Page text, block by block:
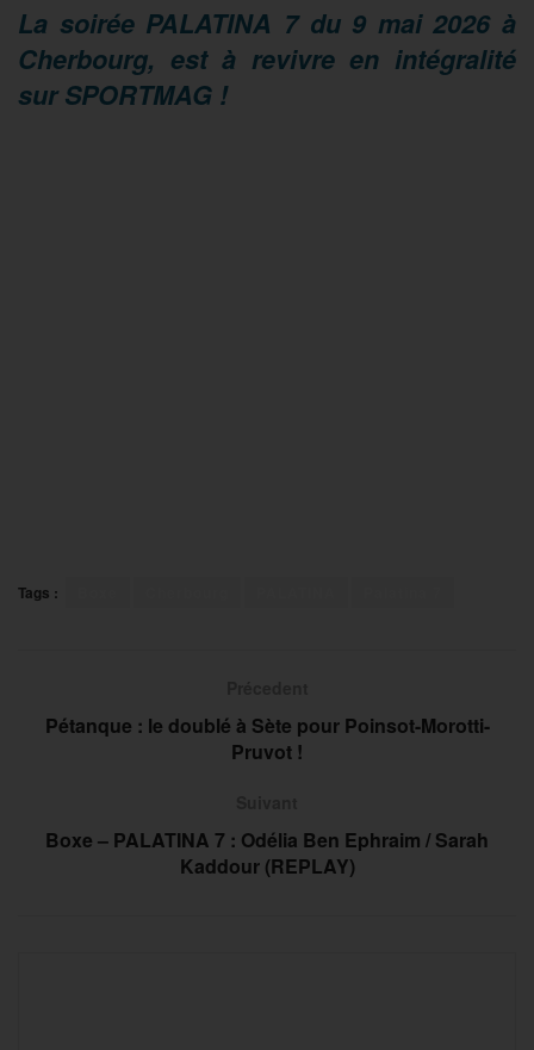
La soirée PALATINA 7 du 9 mai 2026 à
Cherbourg, est à revivre en intégralité
sur SPORTMAG !
Tags :
Pétanque : le doublé à Sète pour Poinsot-Morotti-
Pruvot !
Boxe – PALATINA 7 : Odélia Ben Ephraim / Sarah
Kaddour (REPLAY)